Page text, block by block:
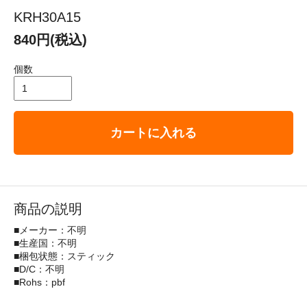
KRH30A15
840円(税込)
個数
カートに入れる
商品の説明
■メーカー：不明
■生産国：不明
■梱包状態：スティック
■D/C：不明
■Rohs：pbf